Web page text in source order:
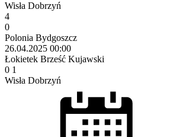
Wisła Dobrzyń
4
0
Polonia Bydgoszcz
26.04.2025 00:00
Łokietek Brześć Kujawski
0 1
Wisła Dobrzyń